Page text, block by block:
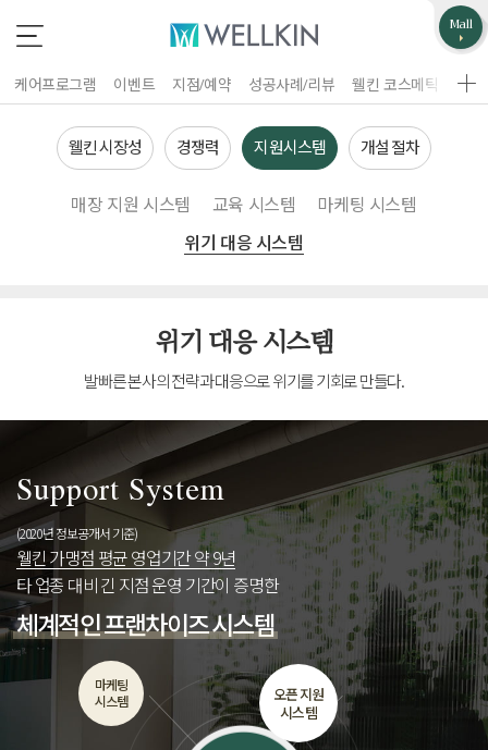
Mall
케어프로그램 이벤트 지점/예약 성공사례/리뷰 웰킨 코스메틱 웰
웰킨 시장성 경쟁력 지원시스템 개설 절차
매장 지원 시스템 교육 시스템
마케팅 시스템
위기 대응 시스템
위기 대응 시스템
발빠른 본사의 전략과 대응으로 위기를 기회로 만들다.
Support System
(2020년 정보공개서 기준)
웰킨 가맹점 평균 영업기간 약 9년
타 업종 대비 긴 지점 운영 기간이 증명한
체계적인 프랜차이즈 시스템
마케팅
시스템
오픈 지원
시스템
고객불편사항
는 필수 입력 항목
첨부파일
개인정보 수집 및 이용 동의(필수) 전체보기
확인
업무제휴/광고문의
는 필수 입력 항목
제목
문의내용
첨부파일